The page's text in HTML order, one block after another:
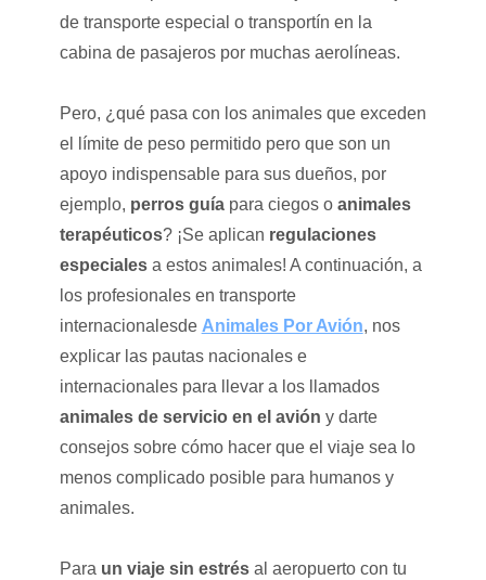
de transporte especial o transportín en la
cabina de pasajeros por muchas aerolíneas.
Pero, ¿qué pasa con los animales que exceden
el límite de peso permitido pero que son un
apoyo indispensable para sus dueños, por
ejemplo, perros guíapara ciegos o animales
terapéuticos? ¡Se aplican regulaciones
especialesa estos animales! A continuación, a
los profesionales en transporte
internacionalesde Animales Por Avión, nos
explicar las pautas nacionales e
internacionales para llevar a los llamados
animales de servicio en el avión y darte
consejos sobre cómo hacer que el viaje sea lo
menos complicado posible para humanos y
animales.
Para un viaje sin estrésal aeropuerto con tu